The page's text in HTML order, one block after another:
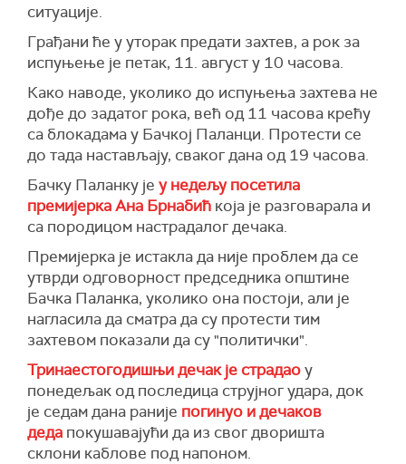
ситуације.
Грађани ће у уторак предати захтев, а рок за
испуњење је петак, 11. август у 10 часова.
Како наводе, уколико до испуњења захтева не
дође до задатог рока, већ од 11 часова крећу
са блокадама у Бачкој Паланци. Протести се
до тада настављају, сваког дана од 19 часова.
Бачку Паланку је у недељу посетила
премијерка Ана Брнабић која је разговарала и
са породицом настрадалог дечака.
Премијерка је истакла да није проблем да се
утврди одговорност председника општине
Бачка Паланка, уколико она постоји, али је
нагласила да сматра да су протести тим
захтевом показали да су "политички".
Тринаестогодишњи дечак је страдаоу
понедељак од последица струјног удара, док
је седам дана раније погинуо и дечаков
деда покушавајући да из свог дворишта
склони каблове под напоном.